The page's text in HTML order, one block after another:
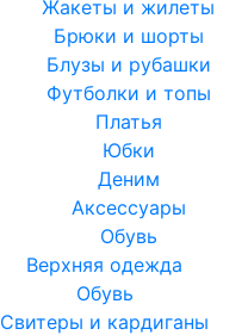
Жакеты и жилеты
Брюки и шорты
Блузы и рубашки
Футболки и топы
Платья
Юбки
Деним
Аксессуары
Обувь
Верхняя одежда
Обувь
Свитеры и кардиганы